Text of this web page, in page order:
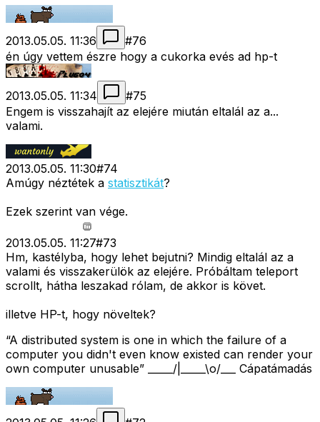
2013.05.05. 11:36 #76
én úgy vettem észre hogy a cukorka evés ad hp-t
2013.05.05. 11:34 #75
Engem is visszahajít az elejére miután eltalál az a...
valami.
2013.05.05. 11:30#74
Amúgy néztétek a statisztikát?
Ezek szerint van vége.
2013.05.05. 11:27#73
Hm, kastélyba, hogy lehet bejutni? Mindig eltalál az a
valami és visszakerülök az elejére. Próbáltam teleport
scrollt, hátha leszakad rólam, de akkor is követ.
illetve HP-t, hogy növeltek?
“A distributed system is one in which the failure of a
computer you didn't even know existed can render your
own computer unusable” _____/|_____\o/___ Cápatámadás